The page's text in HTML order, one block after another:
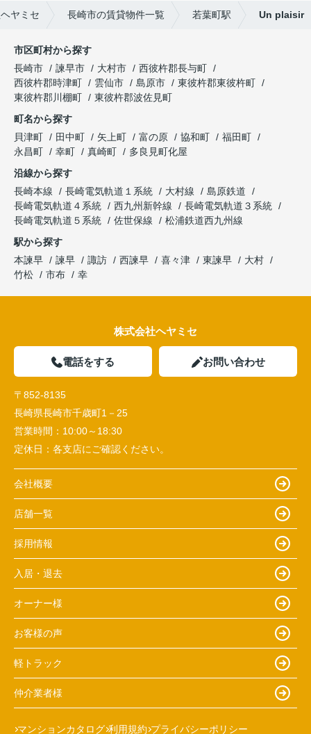
ヤミセ 長崎市の賃貸物件一覧 若葉町駅 Un plaisir
市区町村から探す
長崎市
諫早市 大村市
西彼杵郡長与町
西彼杵郡時津町
雲仙市 島原市
東彼杵郡東彼杵町
東彼杵郡川棚町
東彼杵郡波佐見町
町名から探す
貝津町
田中町 矢上町 富の原 協和町
福田町
永昌町
幸町 真崎町
多良見町化屋
沿線から探す
長崎本線
長崎電気軌道１系統 大村線
島原鉄道
長崎電気軌道４系統
西九州新幹線
長崎電気軌道３系統
長崎電気軌道５系統
佐世保線
松浦鉄道西九州線
駅から探す
本諫早
諫早 諏訪 西諫早 喜々津 東諫早
大村
竹松
市布 幸
株式会社ヘヤミセ
電話をする お問い合わせ
〒852-8135
長崎県長崎市千歳町1－25
営業時間： 10:00～18:30
定休日： 各支店にご確認ください。
会社概要
店舗一覧
採用情報
入居・退去
オーナー様
お客様の声
軽トラック
仲介業者様
マンションカタログ 利用規約 プライバシーポリシー